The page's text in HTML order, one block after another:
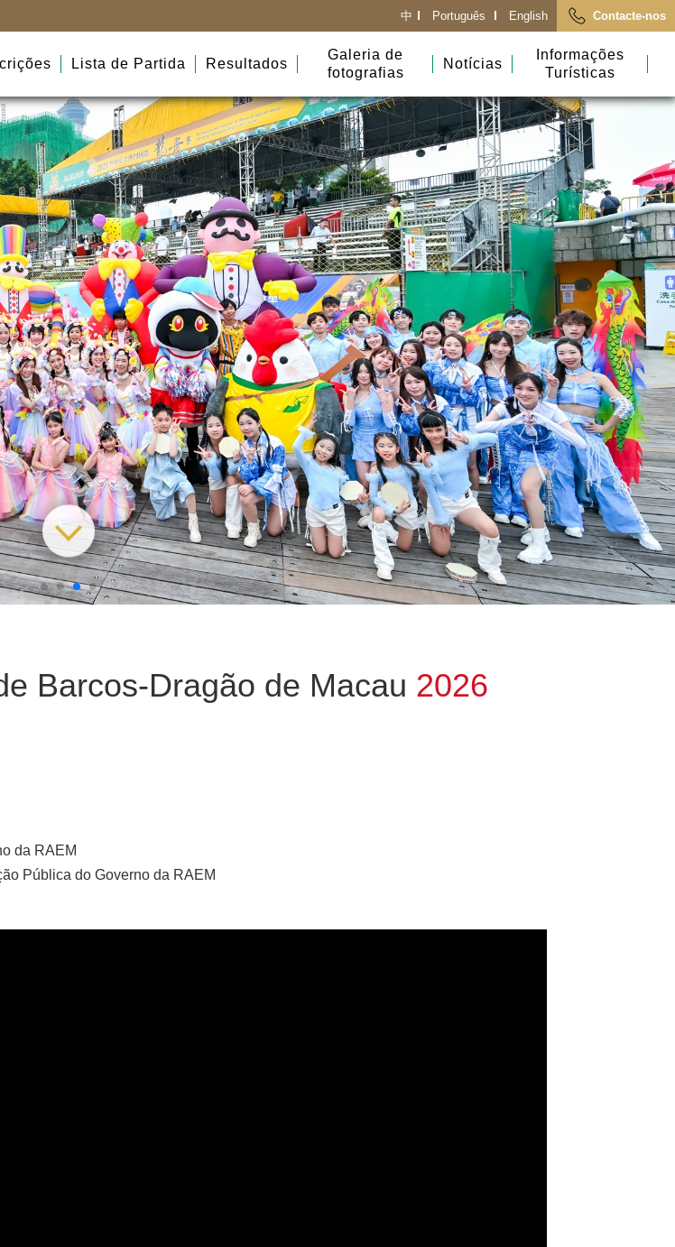
中 Português English Contacte-nos
Lista de Partida Resultados
Galeria de
fotografias
Notícias
Informações
Turísticas
Barcos-Dragão de Macau 2026
da RAEM
Pública do Governo da RAEM